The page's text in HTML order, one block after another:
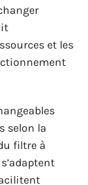
et les
selon la
filtre à